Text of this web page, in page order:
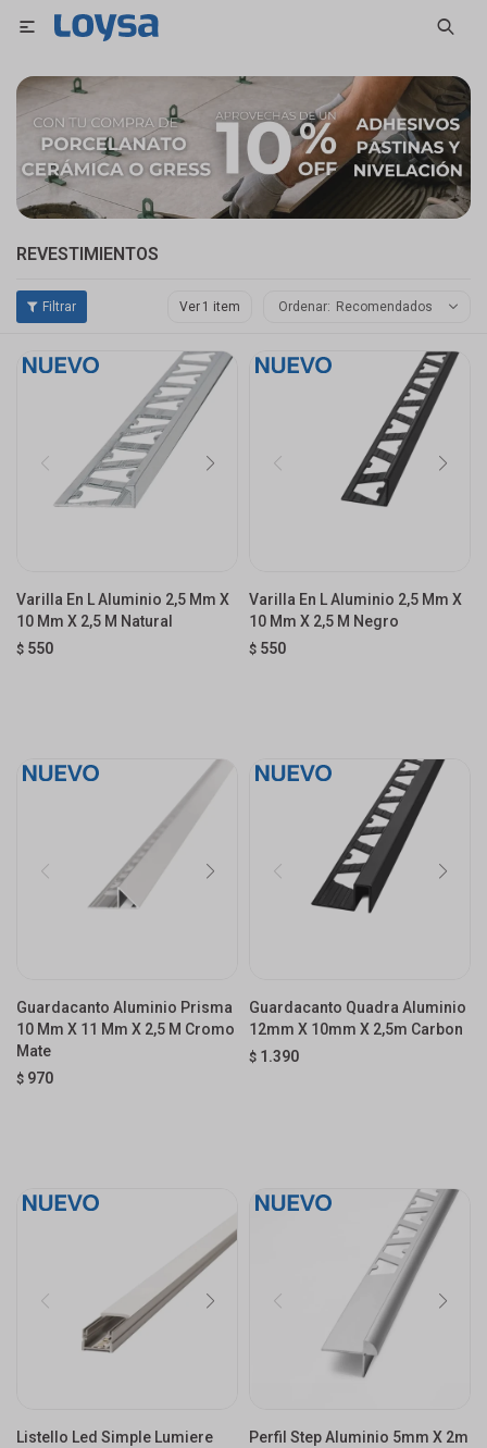

REVESTIMIENTOS
Ver Recomendados
Varilla En L Aluminio 2,5 Mm X
10 Mm X 2,5 M Natural
$ 550
Varilla En L Aluminio 2,5 Mm X
10 Mm X 2,5 M Negro
$ 550
Guardacanto Aluminio Prisma
10 Mm X 11 Mm X 2,5 M Cromo
Mate
$ 970
Guardacanto Quadra Aluminio
12mm X 10mm X 2,5m Carbon
$ 1.390
Listello Led Simple Lumiere
Perfil Step Aluminio 5mm X 2m